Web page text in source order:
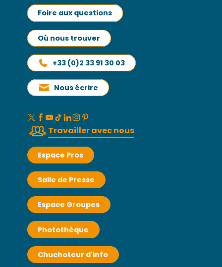
Foire aux questions
Où nous trouver
+33 (0)2 33 91 30 03
Nous écrire
Travailler avec nous
Espace Pros
Salle de Presse
Espace Groupes
Photothèque
Chuchoteur d'info